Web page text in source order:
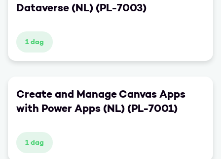
modellen. De workshop is opgedeeld in 5 blokken
naar je semantische modellen te kijken.
Dataverse (NL) (PL-7003)
1 dag
Create and Manage Canvas Apps
with Power Apps (NL) (PL-7001)
1 dag